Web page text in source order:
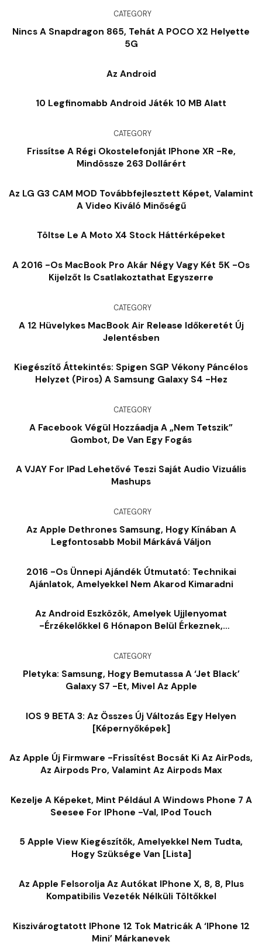
CATEGORY
Nincs A Snapdragon 865, Tehát A POCO X2 Helyette
5G
Az Android
10 Legfinomabb Android Játék 10 MB Alatt
CATEGORY
Frissítse A Régi Okostelefonját IPhone XR -re,
Mindössze 263 Dollárért
Az LG G3 CAM MOD Továbbfejlesztett Képet, Valamint
A Video Kiváló Minőségű
Töltse Le A Moto X4 Stock Háttérképeket
A 2016 -os MacBook Pro Akár Négy Vagy Két 5K -os
Kijelzőt Is Csatlakoztathat Egyszerre
CATEGORY
A 12 Hüvelykes MacBook Air Release Időkeretét Új
Jelentésben
Kiegészítő Áttekintés: Spigen SGP Vékony Páncélos
Helyzet (piros) A Samsung Galaxy S4 -hez
CATEGORY
A Facebook Végül Hozzáadja A „Nem Tetszik”
Gombot, De Van Egy Fogás
A VJAY For IPad Lehetővé Teszi Saját Audio Vizuális
Mashups
CATEGORY
Az Apple Dethrones Samsung, Hogy Kínában A
Legfontosabb Mobil Márkává Váljon
2016 -os Ünnepi Ajándék Útmutató: Technikai
Ajánlatok, Amelyekkel Nem Akarod Kimaradni
Az Android Eszközök, Amelyek Ujjlenyomat
-érzékelőkkel 6 Hónapon Belül Érkeznek,
CATEGORY
Pletyka: Samsung, Hogy Bemutassa A ‘Jet Black’
Galaxy S7 -et, Mivel Az Apple
IOS 9 BETA 3: Az Összes Új Változás Egy Helyen
[képernyőképek]
Az Apple Új Firmware -frissítést Bocsát Ki Az AirPods,
Az Airpods Pro, Valamint Az Airpods Max
Kezelje A Képeket, Mint Például A Windows Phone 7 A
Seesee For IPhone -val, IPod Touch
5 Apple View Kiegészítők, Amelyekkel Nem Tudta,
Hogy Szüksége Van [lista]
Az Apple Felsorolja Az Autókat IPhone X, 8, 8, Plus
Kompatibilis Vezeték Nélküli Töltőkkel
Kiszivárogtatott IPhone 12 Tok Matricák A ‘iPhone 12
Mini’ Márkanevek